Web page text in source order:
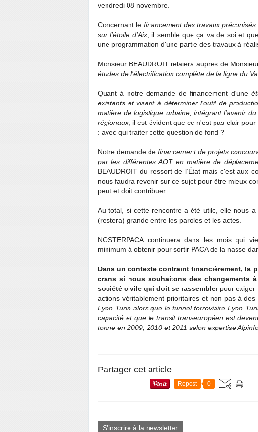
vendredi 08 novembre.
Concernant le financement des travaux
sur l'étoile d'Aix, il semble que ça va de soi et
une programmation d'une partie des travaux à
Monsieur BEAUDROIT relaiera auprès de
études de l'électrification complète de la ligne du
Quant à notre demande de financement d'une
existants et visant à déterminer l'outil de
matière de logistique urbaine, intégrant l'avenir
régionaux , il est évident que ce n'est pas clair
: avec qui traiter cette question de fond ?
Notre demande de financement de projets
par les différentes AOT en matière de
BEAUDROIT du ressort de l’État mais c'est aux
nous faudra revenir sur ce sujet pour être mieux
peut et doit contribuer.
Au total, si cette rencontre a été utile, elle nous
(restera) grande entre les paroles et les actes.
NOSTERPACA continuera dans les mois qui
minimum à obtenir pour sortir PACA de la nasse
Dans un contexte contraint financièrement, la
crans si nous souhaitons des changements
société civile qui doit se rassembler pour exiger
actions véritablement prioritaires et non pas à
Lyon Turin alors que le tunnel ferroviaire Lyon
capacité et que le transit transeuropéen est
tonne en 2009, 2010 et 2011 selon expertise
Partager cet article
Repost 0
S'inscrire à la newsletter